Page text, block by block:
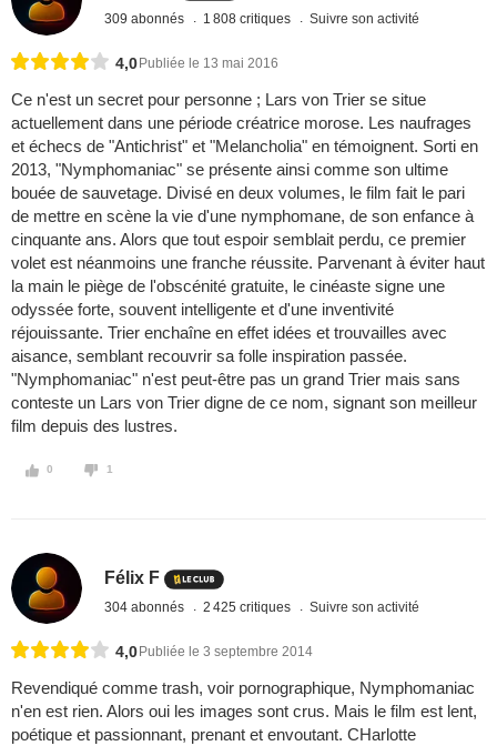
309 abonnés 1 808 critiques Suivre son activité
4,0 Publiée le 13 mai 2016
Ce n'est un secret pour personne ; Lars von Trier se situe
actuellement dans une période créatrice morose. Les naufrages
et échecs de "Antichrist" et "Melancholia" en témoignent. Sorti en
2013, "Nymphomaniac" se présente ainsi comme son ultime
bouée de sauvetage. Divisé en deux volumes, le film fait le pari
de mettre en scène la vie d'une nymphomane, de son enfance à
cinquante ans. Alors que tout espoir semblait perdu, ce premier
volet est néanmoins une franche réussite. Parvenant à éviter haut
la main le piège de l'obscénité gratuite, le cinéaste signe une
odyssée forte, souvent intelligente et d'une inventivité
réjouissante. Trier enchaîne en effet idées et trouvailles avec
aisance, semblant recouvrir sa folle inspiration passée.
"Nymphomaniac" n'est peut-être pas un grand Trier mais sans
conteste un Lars von Trier digne de ce nom, signant son meilleur
film depuis des lustres.
0 1
Félix F
304 abonnés 2 425 critiques Suivre son activité
4,0 Publiée le 3 septembre 2014
Revendiqué comme trash, voir pornographique, Nymphomaniac
n'en est rien. Alors oui les images sont crus. Mais le film est lent,
poétique et passionnant, prenant et envoutant. CHarlotte